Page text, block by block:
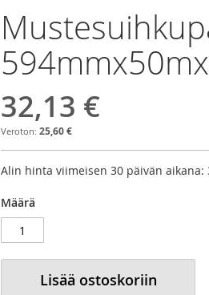
32,13 €
25,60 €
Alin hinta viimeisen 30 päivän aikana:
Määrä
Lisää ostoskoriin